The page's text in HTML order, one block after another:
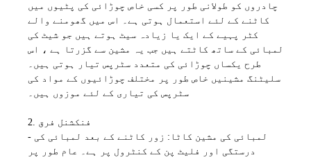
چادروں کو طولانی طور پر کسی خاص چوڑائی کی پٹیوں میں
کاٹنے کے لئے استعمال ہوتی ہے۔ اس میں گھومنے والے
کٹر پہیے کے ایک یا زیادہ سیٹ ہوتے ہیں جو شیٹ کی
لمبائی کے ساتھ کاٹتے ہیں جب یہ مشین سے گزرتا ہے ، اس
طرح یکساں چوڑائی کی متعدد سٹرپس تیار ہوتی ہیں۔
سلیٹنگ مشینیں خاص طور پر مختلف چوڑائیوں کے مواد کی
سٹرپس کی تیاری کے لئے موزوں ہیں۔
2. فنکشنل فرق
- لمبائی کی مشین کاٹا: زور کاٹنے کے بعد لمبائی کی
درستگی اور فلیٹ پن کے کنٹرول پر ہے۔ عام طور پر